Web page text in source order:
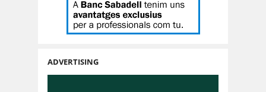
ADVERTISING